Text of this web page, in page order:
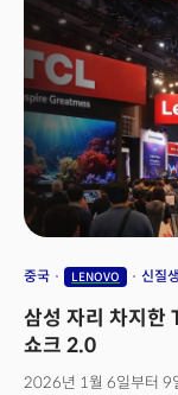
CES2026에서 ‘맛본’
자체가 바뀌고 있다는
전제로 깔고 출발하는
인프라까지. 어느 부스
다시 설계할 것인가"였
닮아가고 있다는 점입
역할이 하나의 시스템
수렴하고 있는 장면을
CES2026에서 찾은
Convergence)’입니다.
중국 LENOVO 신질
삼성 자리 차지
쇼크 2.0
2026년 1월 6일부터 9